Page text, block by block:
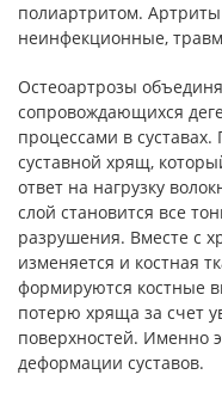
полиартритом.
неинфекционные,
Остеоартрозы
сопровождающихся
процессами в
суставной хрящ,
ответ на нагрузку
слой становится все
разрушения. Вместе с
изменяется и костная
формируются костные
потерю хряща за счет
поверхностей. Именно
деформации суставов.